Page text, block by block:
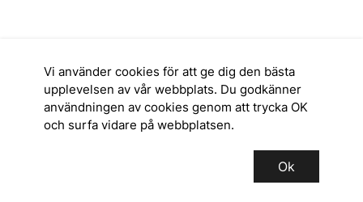
Vi använder cookies för att ge dig den bästa
upplevelsen av vår webbplats. Du godkänner
användningen av cookies genom att trycka OK
och surfa vidare på webbplatsen.
Ok